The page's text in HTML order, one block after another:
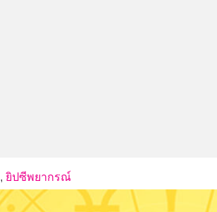
, ยิปซีพยากรณ์